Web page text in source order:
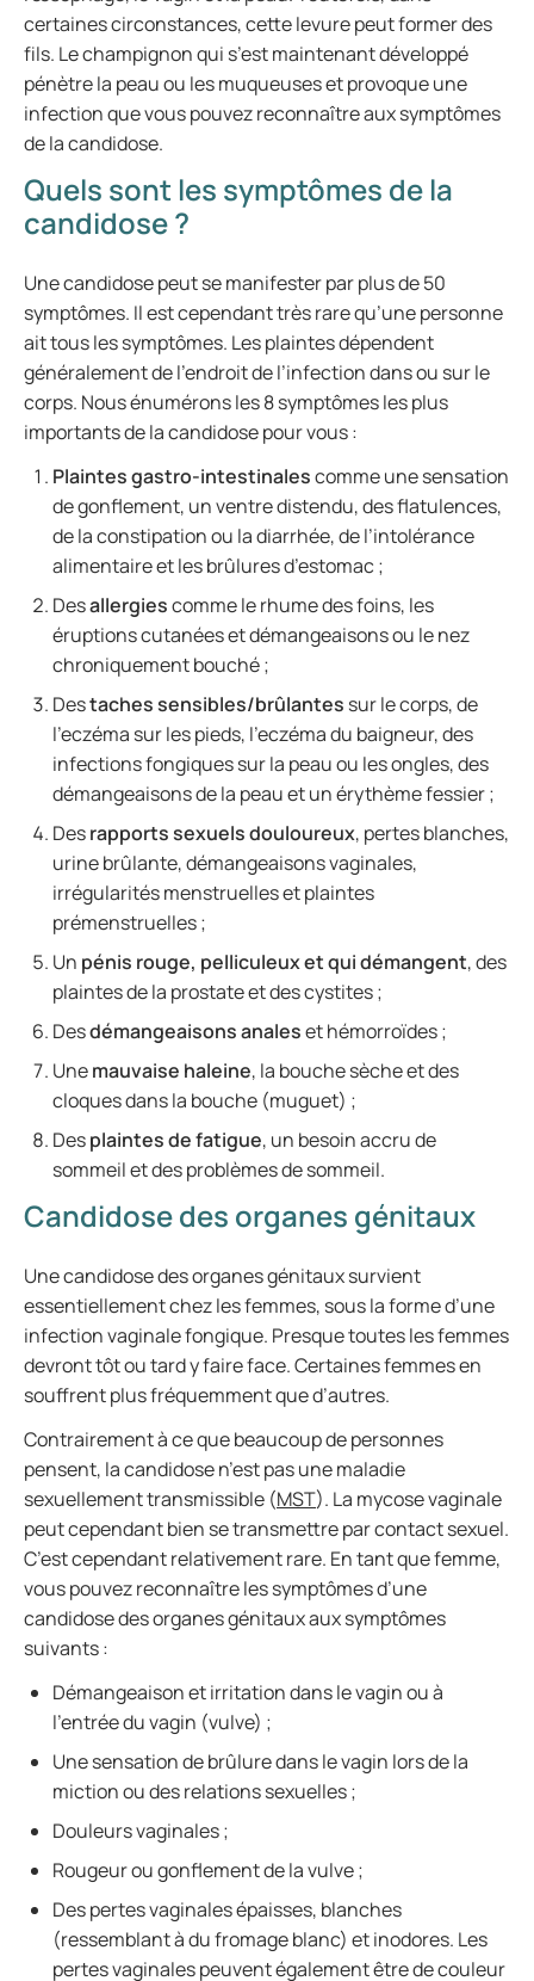
certaines circonstances, cette levure peut former des
fils. Le champignon qui s’est maintenant développé
pénètre la peau ou les muqueuses et provoque une
infection que vous pouvez reconnaître aux symptômes
de la candidose.
Quels sont les symptômes de la
candidose ?
Une candidose peut se manifester par plus de 50
symptômes. Il est cependant très rare qu’une personne
ait tous les symptômes. Les plaintes dépendent
généralement de l’endroit de l’infection dans ou sur le
corps. Nous énumérons les 8 symptômes les plus
importants de la candidose pour vous :
Plaintes gastro-intestinalescomme une sensation
de gonflement, un ventre distendu, des flatulences,
de la constipation ou la diarrhée, de l’intolérance
alimentaire et les brûlures d’estomac ;
Desallergiescomme le rhume des foins, les
éruptions cutanées et démangeaisons ou le nez
chroniquement bouché ;
Destaches sensibles/brûlantes sur le corps, de
l’eczéma sur les pieds, l’eczéma du baigneur, des
infections fongiques sur la peau ou les ongles, des
démangeaisons de la peau et un érythème fessier ;
Desrapports sexuels douloureux, pertes blanches,
urine brûlante, démangeaisons vaginales,
irrégularités menstruelles et plaintes
prémenstruelles ;
Un pénis rouge, pelliculeux et qui démangent, des
plaintes de la prostate et des cystites ;
Desdémangeaisons analeset hémorroïdes ;
Unemauvaise haleine, la bouche sèche et des
cloques dans la bouche (muguet) ;
Desplaintes de fatigue, un besoin accru de
sommeil et des problèmes de sommeil.
Candidose des organes génitaux
Une candidose des organes génitaux survient
essentiellement chez les femmes, sous la forme d’une
infection vaginale fongique. Presque toutes les femmes
devront tôt ou tard y faire face. Certaines femmes en
souffrent plus fréquemment que d’autres.
Contrairement à ce que beaucoup de personnes
pensent, la candidose n’est pas une maladie
sexuellement transmissible (MST). La mycose vaginale
peut cependant bien se transmettre par contact sexuel.
C’est cependant relativement rare. En tant que femme,
vous pouvez reconnaître les symptômes d’une
candidose des organes génitaux aux symptômes
suivants :
Démangeaison et irritation dans le vagin ou à
l’entrée du vagin (vulve) ;
Une sensation de brûlure dans le vagin lors de la
miction ou des relations sexuelles ;
Douleurs vaginales ;
Rougeur ou gonflement de la vulve ;
Des pertes vaginales épaisses, blanches
(ressemblant à du fromage blanc) et inodores. Les
pertes vaginales peuvent également être de couleur